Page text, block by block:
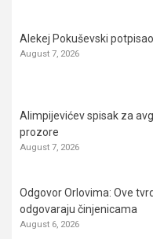
Alekej Pokuševski
August 7, 2026
Alimpijevićev spisak za
prozore
August 7, 2026
Odgovor Orlovima: ​Ove
odgovaraju činjenicama
August 6, 2026